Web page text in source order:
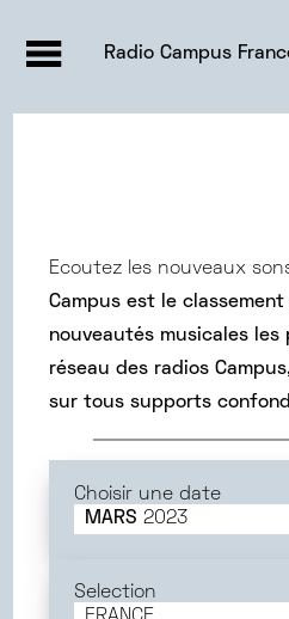
ACTUALITÉS
Radio Campus
Ecoutez les nouveaux
Campus est le classement
nouveautés musicales
réseau des radios
sur tous supports
Choisir une date
MARS 2023
MAI
2025
AVRIL2025
Selection